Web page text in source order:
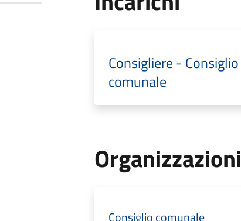
Consigliere - Consiglio
comunale
Organizzazioni
Consiglio comunale